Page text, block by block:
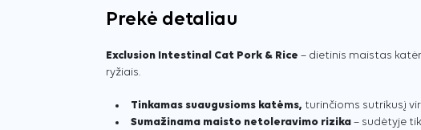
Prekė detaliau
Exclusion Intestinal Cat Pork & Rice – dietinis maistas
ryžiais.
Tinkamas suaugusioms katėms, turinčioms sutrikusį
Sumažinama maisto netoleravimo rizika – sudėtyje